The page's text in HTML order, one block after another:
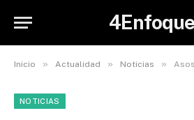
Inicio » Actualidad » Noticias »
NOTICIAS